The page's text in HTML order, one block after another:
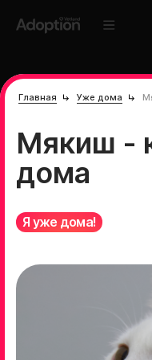
Главная Уже дома
Мякиш -
дома
Я уже дома!